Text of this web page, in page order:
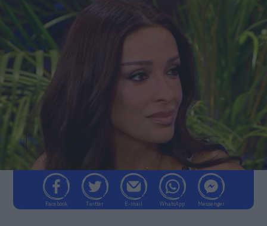
Facebook Twitter E-mail WhatsApp Messenger